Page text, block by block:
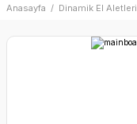
Anasayfa Dinamik El Aletleri